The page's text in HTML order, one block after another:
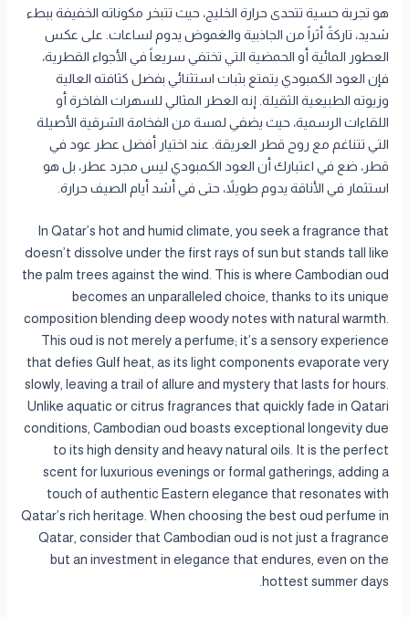
هو تجربة حسية تتحدى حرارة الخليج، حيث تتبخر مكوناته الخفيفة ببطء
شديد، تاركةً أثراً من الجاذبية والغموض يدوم لساعات. على عكس
العطور المائية أو الحمضية التي تختفي سريعاً في الأجواء القطرية،
فإن العود الكمبودي يتمتع بثبات استثنائي بفضل كثافته العالية
وزيوته الطبيعية الثقيلة. إنه العطر المثالي للسهرات الفاخرة أو
اللقاءات الرسمية، حيث يضفي لمسة من الفخامة الشرقية الأصيلة
التي تتناغم مع روح قطر العريقة. عند اختيار أفضل عطر عود في
قطر، ضع في اعتبارك أن العود الكمبودي ليس مجرد عطر، بل هو
استثمار في الأناقة يدوم طويلاً، حتى في أشد أيام الصيف حرارة.
In Qatar’s hot and humid climate, you seek a fragrance that
doesn’t dissolve under the first rays of sun but stands tall like
the palm trees against the wind. This is where Cambodian oud
becomes an unparalleled choice, thanks to its unique
composition blending deep woody notes with natural warmth.
This oud is not merely a perfume; it’s a sensory experience
that defies Gulf heat, as its light components evaporate very
slowly, leaving a trail of allure and mystery that lasts for hours.
Unlike aquatic or citrus fragrances that quickly fade in Qatari
conditions, Cambodian oud boasts exceptional longevity due
to its high density and heavy natural oils. It is the perfect
scent for luxurious evenings or formal gatherings, adding a
touch of authentic Eastern elegance that resonates with
Qatar’s rich heritage. When choosing the best oud perfume in
Qatar, consider that Cambodian oud is not just a fragrance
but an investment in elegance that endures, even on the
hottest summer days.